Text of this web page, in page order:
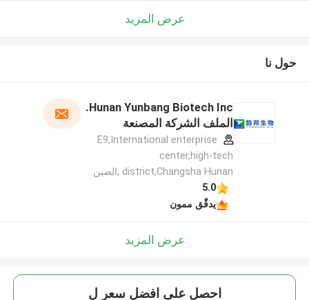
عرض المزيد
حول نا
Hunan Yunbang Biotech Inc.
الملف الشركة المصنعة
E9,International enterprise
center,high-tech
district,Changsha Hunan ,الصين
5.0
يدقّق ممون
عرض المزيد
احصل على افضل سعر ل